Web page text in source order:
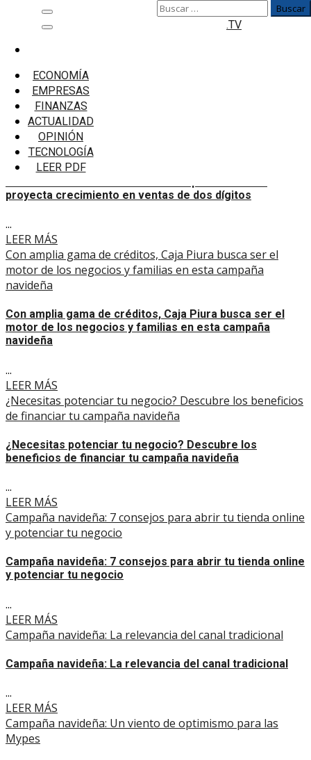
Menú
principal
ECONOMÍA
EMPRESAS
FINANZAS
ACTUALIDAD
OPINIÓN
TECNOLOGÍA
LEER PDF
Buscar:
.TV
Campaña navideña
MYPES miran la Navidad 2025 con optimismo: 60%
proyecta crecimiento en ventas de dos dígitos
proyecta crecimiento en ventas de dos dígitos
...
LEER MÁS
Con amplia gama de créditos, Caja Piura busca ser el
motor de los negocios y familias en esta campaña
navideña
Con amplia gama de créditos, Caja Piura busca ser el
motor de los negocios y familias en esta campaña
navideña
...
LEER MÁS
¿Necesitas potenciar tu negocio? Descubre los beneficios
de financiar tu campaña navideña
¿Necesitas potenciar tu negocio? Descubre los
beneficios de financiar tu campaña navideña
...
LEER MÁS
Campaña navideña: 7 consejos para abrir tu tienda online
y potenciar tu negocio
Campaña navideña: 7 consejos para abrir tu tienda online
y potenciar tu negocio
...
LEER MÁS
Campaña navideña: La relevancia del canal tradicional
Campaña navideña: La relevancia del canal tradicional
...
LEER MÁS
Campaña navideña: Un viento de optimismo para las
Mypes